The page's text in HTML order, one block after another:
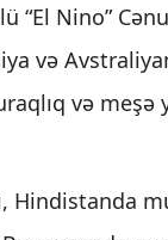
“El Nino”
və
və meşə
Hindistanda